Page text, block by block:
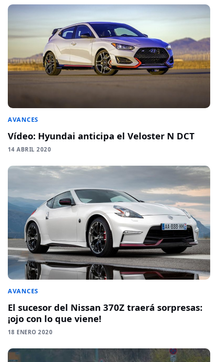
AVANCES
Vídeo: Hyundai anticipa el Veloster N DCT
14 ABRIL 2020
AVANCES
El sucesor del Nissan 370Z traerá sorpresas:
¡ojo con lo que viene!
18 ENERO 2020